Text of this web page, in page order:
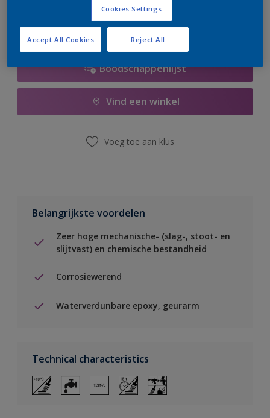
Boodschappenlijst
Vind een winkel
Voeg toe aan klus
Belangrijkste voordelen
Zeer hoge mechanische- (slag-, stoot- en
slijtvast) en chemische bestandheid
Corrosiewerend
Waterverdunbare epoxy, geurarm
Technical characteristics
Cookies Settings
Reject All
Accept All Cookies